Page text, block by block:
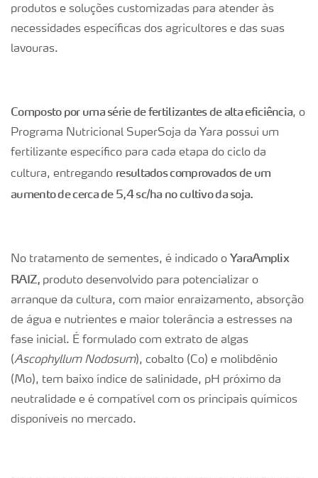
produtos e soluções customizadas para atender às
necessidades específicas dos agricultores e das suas
lavouras.
Composto por uma série de fertilizantes de alta eficiência, o
Programa Nutricional SuperSoja da Yara possui um
fertilizante específico para cada etapa do ciclo da
cultura, entregando resultados comprovados de um
aumento de cerca de 5,4 sc/ha no cultivo da soja.
No tratamento de sementes, é indicado o YaraAmplix
RAIZ, produto desenvolvido para potencializar o
arranque da cultura, com maior enraizamento, absorção
de água e nutrientes e maior tolerância a estresses na
fase inicial. É formulado com extrato de algas
(Ascophyllum Nodosum), cobalto (Co) e molibdênio
(Mo), tem baixo índice de salinidade, pH próximo da
neutralidade e é compatível com os principais químicos
disponíveis no mercado.